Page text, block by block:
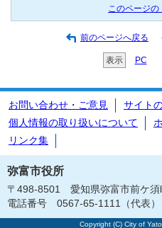
このページの
前のページへ戻る
表示 PC
お問い合わせ・ご意見
サイト
個人情報の取り扱いについて
リンク集
弥富市役所
〒498-8501 愛知県弥富市前ケ須
電話番号 0567-65-1111（代表
Copyright (C) City of